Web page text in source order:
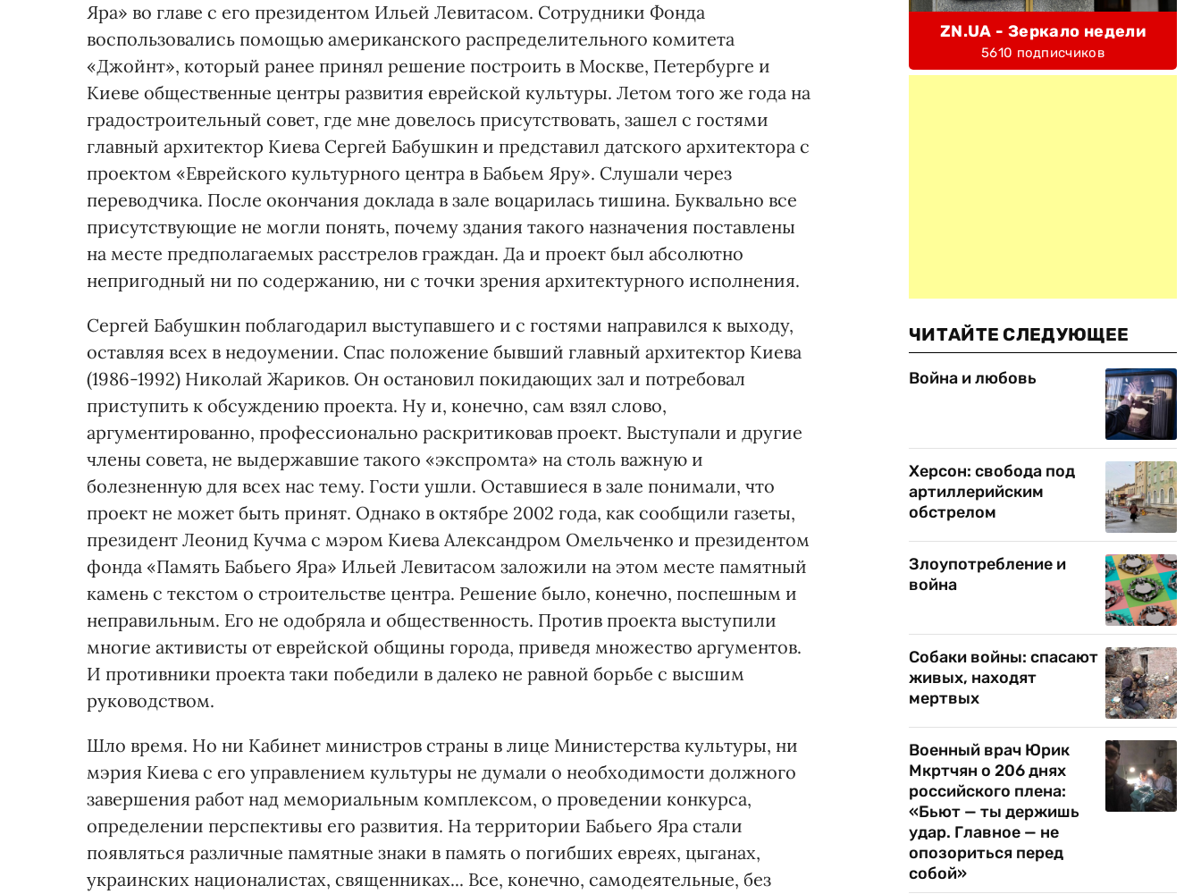
Яра» во главе с его президентом Ильей Левитасом. Сотрудники Фонда
воспользовались помощью американского распределительного комитета
«Джойнт», который ранее принял решение построить в Москве, Петербурге и
Киеве общественные центры развития еврейской культуры. Летом того же года на
градостроительный совет, где мне довелось присутствовать, зашел с гостями
главный архитектор Киева Сергей Бабушкин и представил датского архитектора с
проектом «Еврейского культурного центра в Бабьем Яру». Слушали через
переводчика. После окончания доклада в зале воцарилась тишина. Буквально все
присутствующие не могли понять, почему здания такого назначения поставлены
на месте предполагаемых расстрелов граждан. Да и проект был абсолютно
непригодный ни по содержанию, ни с точки зрения архитектурного исполнения.
Сергей Бабушкин поблагодарил выступавшего и с гостями направился к выходу,
оставляя всех в недоумении. Спас положение бывший главный архитектор Киева
(1986-1992) Николай Жариков. Он остановил покидающих зал и потребовал
приступить к обсуждению проекта. Ну и, конечно, сам взял слово,
аргументированно, профессионально раскритиковав проект. Выступали и другие
члены совета, не выдержавшие такого «экспромта» на столь важную и
болезненную для всех нас тему. Гости ушли. Оставшиеся в зале понимали, что
проект не может быть принят. Однако в октябре 2002 года, как сообщили газеты,
президент Леонид Кучма с мэром Киева Александром Омельченко и президентом
фонда «Память Бабьего Яра» Ильей Левитасом заложили на этом месте памятный
камень с текстом о строительстве центра. Решение было, конечно, поспешным и
неправильным. Его не одобряла и общественность. Против проекта выступили
многие активисты от еврейской общины города, приведя множество аргументов.
И противники проекта таки победили в далеко не равной борьбе с высшим
руководством.
Шло время. Но ни Кабинет министров страны в лице Министерства культуры, ни
мэрия Киева с его управлением культуры не думали о необходимости должного
завершения работ над мемориальным комплексом, о проведении конкурса,
определении перспективы его развития. На территории Бабьего Яра стали
появляться различные памятные знаки в память о погибших евреях, цыганах,
украинских националистах, священниках... Все, конечно, самодеятельные, без
ZN.UA - Зеркало недели
5610 подписчиков
ЧИТАЙТЕ СЛЕДУЮЩЕЕ
Война и любовь
Херсон: свобода под
артиллерийским
обстрелом
Злоупотребление и
война
Собаки войны: спасают
живых, находят
мертвых
Военный врач Юрик
Мкртчян о 206 днях
российского плена:
«Бьют — ты держишь
удар. Главное — не
опозориться перед
собой»